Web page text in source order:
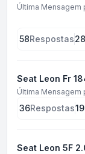
Última Mensagem
58Respostas
Seat Leon Fr
Última Mensagem
36Respostas
Seat Leon 5F